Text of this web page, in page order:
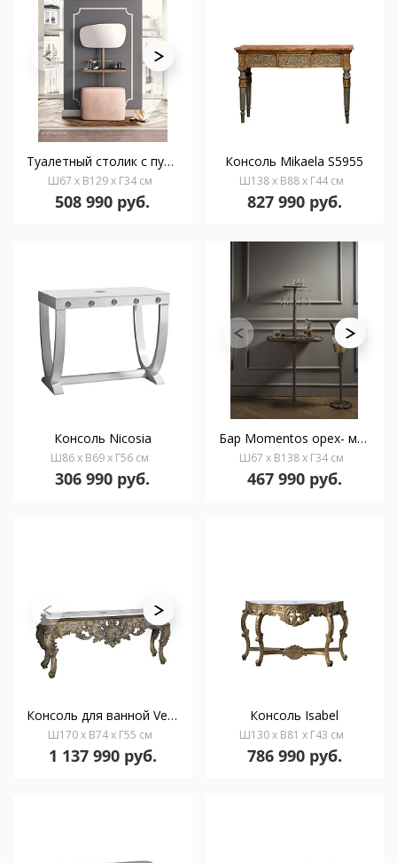
Туалетный столик с пуфом Momentos орех- розовый бархат
Ш67 x В129 x Г34 см
508 990 руб.
Консоль Mikaela S5955
Ш138 x В88 x Г44 см
827 990 руб.
Консоль Nicosia
Ш86 x В69 x Г56 см
306 990 руб.
Бар Momentos орех- мрамор Emperador
Ш67 x В138 x Г34 см
467 990 руб.
Консоль для ванной Verona
Ш170 x В74 x Г55 см
1 137 990 руб.
Консоль Isabel
Ш130 x В81 x Г43 см
786 990 руб.